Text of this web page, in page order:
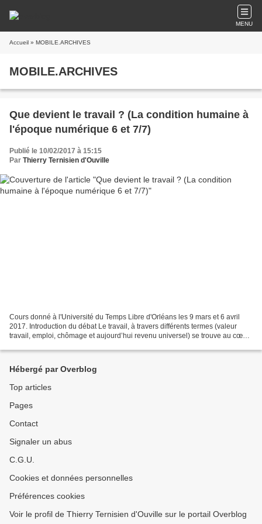
MENU
Accueil » MOBILE.ARCHIVES
MOBILE.ARCHIVES
Que devient le travail ? (La condition humaine à
l'époque numérique 6 et 7/7)
Publié le 10/02/2017 à 15:15
Par Thierry Ternisien d'Ouville
Cours donné à l'Université du Temps Libre d'Orléans les 9 mars et 6 avril
2017. Introduction du débat Le travail, à travers différents termes (valeur
travail, emploi, chômage et aujourd’hui revenu universel) se trouve au cœur
Hébergé par Overblog
Top articles
Pages
Contact
Signaler un abus
C.G.U.
Cookies et données personnelles
Préférences cookies
Voir le profil de Thierry Ternisien d'Ouville sur le portail Overblog